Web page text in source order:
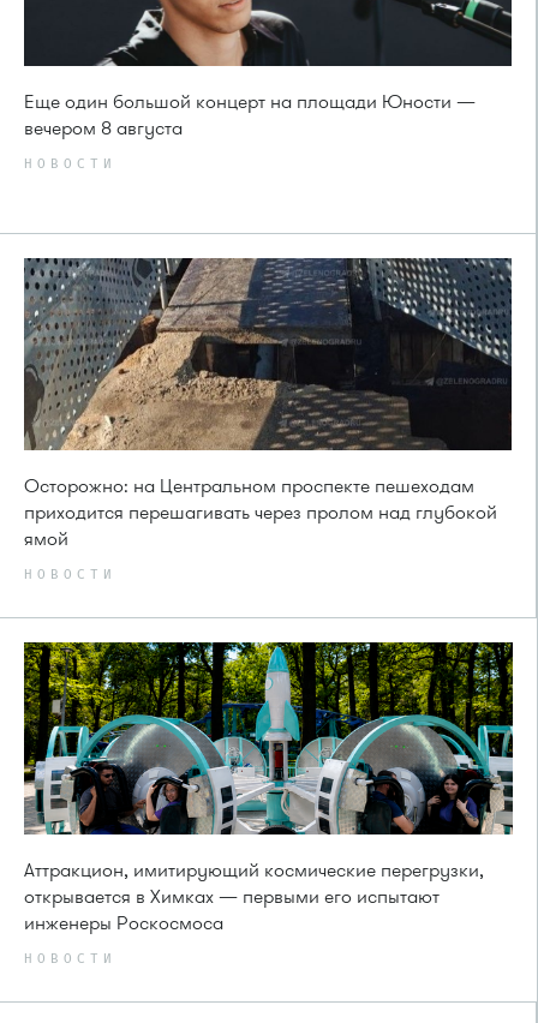
Еще один большой концерт на площади Юности —
вечером 8 августа
НОВОСТИ
Осторожно: на Центральном проспекте пешеходам
приходится перешагивать через пролом над глубокой
ямой
НОВОСТИ
Аттракцион, имитирующий космические перегрузки,
открывается в Химках — первыми его испытают
инженеры Роскосмоса
НОВОСТИ